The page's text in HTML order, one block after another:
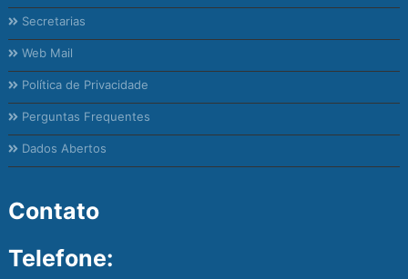
Secretarias
Web Mail
Política de Privacidade
Perguntas Frequentes
Dados Abertos
Contato
Telefone: